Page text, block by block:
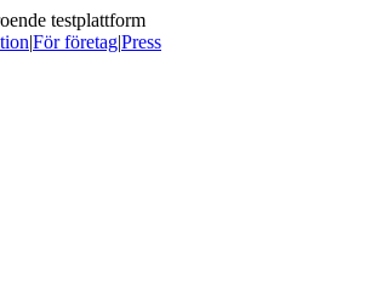
testplattform
|För företag|Press